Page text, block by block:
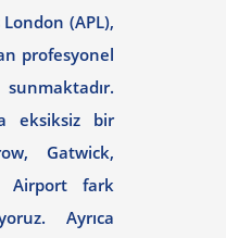
(APL),
profesyonel
eksiksiz bir
Gatwick,
Airport fark
Ayrıca